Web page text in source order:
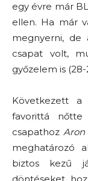
egy évre már
ellen. Ha már
megnyerni,
csapat volt,
győzelem is (28-
Következett
favorittá
csapathoz Aron
meghatározó
biztos kezű